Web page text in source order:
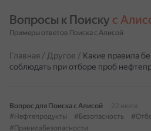
Вопросы к Поиску с
Примеры ответов Поиска с Алисой
Главная / Другое / Какие правила
соблюдать при отборе проб
Вопрос для Поиска с Алисой
22 июля
#Нефтепродукты
#Безопасность
#ПравилаБезопасности